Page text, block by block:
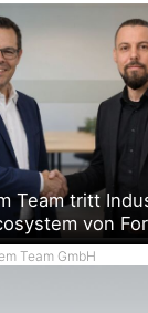
Team tritt
von
Team GmbH